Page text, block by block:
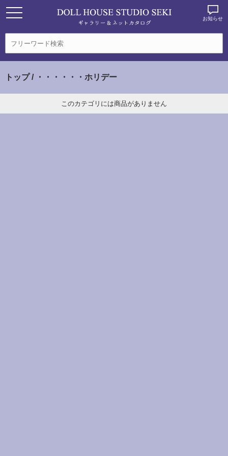
お知らせ
トップ/ ・・・・・・ホリデー
このカテゴリには商品がありません